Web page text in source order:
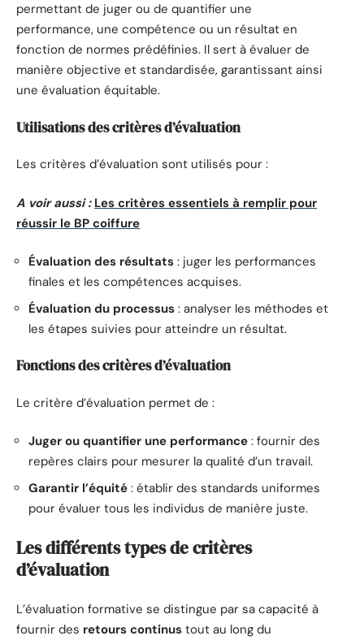
permettant de juger ou de quantifier une
performance, une compétence ou un résultat en
fonction de normes prédéfinies. Il sert à évaluer de
manière objective et standardisée, garantissant ainsi
une évaluation équitable.
Utilisations des critères d’évaluation
Les critères d’évaluation sont utilisés pour :
A voir aussi : Les critères essentiels à remplir pour
réussir le BP coiffure
Évaluation des résultats : juger les performances
finales et les compétences acquises.
Évaluation du processus : analyser les méthodes et
les étapes suivies pour atteindre un résultat.
Fonctions des critères d’évaluation
Le critère d’évaluation permet de :
Juger ou quantifier une performance : fournir des
repères clairs pour mesurer la qualité d’un travail.
Garantir l’équité : établir des standards uniformes
pour évaluer tous les individus de manière juste.
Les différents types de critères
d’évaluation
L’évaluation formative se distingue par sa capacité à
fournir des retours continus tout au long du